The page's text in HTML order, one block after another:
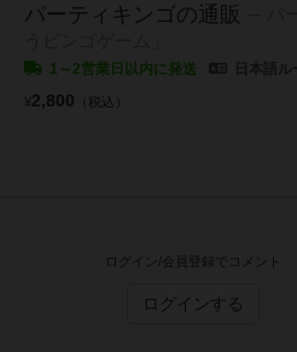
パーティキンゴの通販
1～2営業日以内に発送
¥2,800 （税込）
ログイン/会員登録でコメント
ログインする